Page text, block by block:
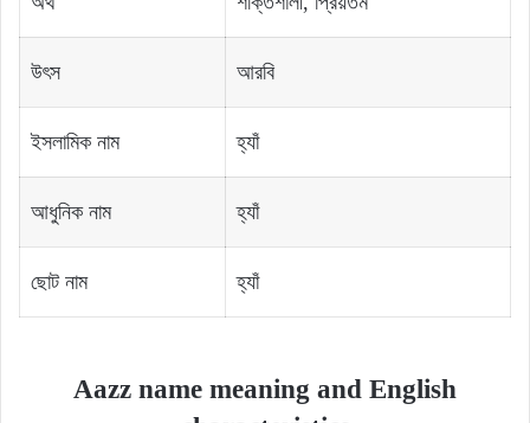
উৎস আরবি
ইসলামিক নাম হ্যাঁ
আধুনিক নাম হ্যাঁ
ছোট নাম হ্যাঁ
Aazz name meaning and English